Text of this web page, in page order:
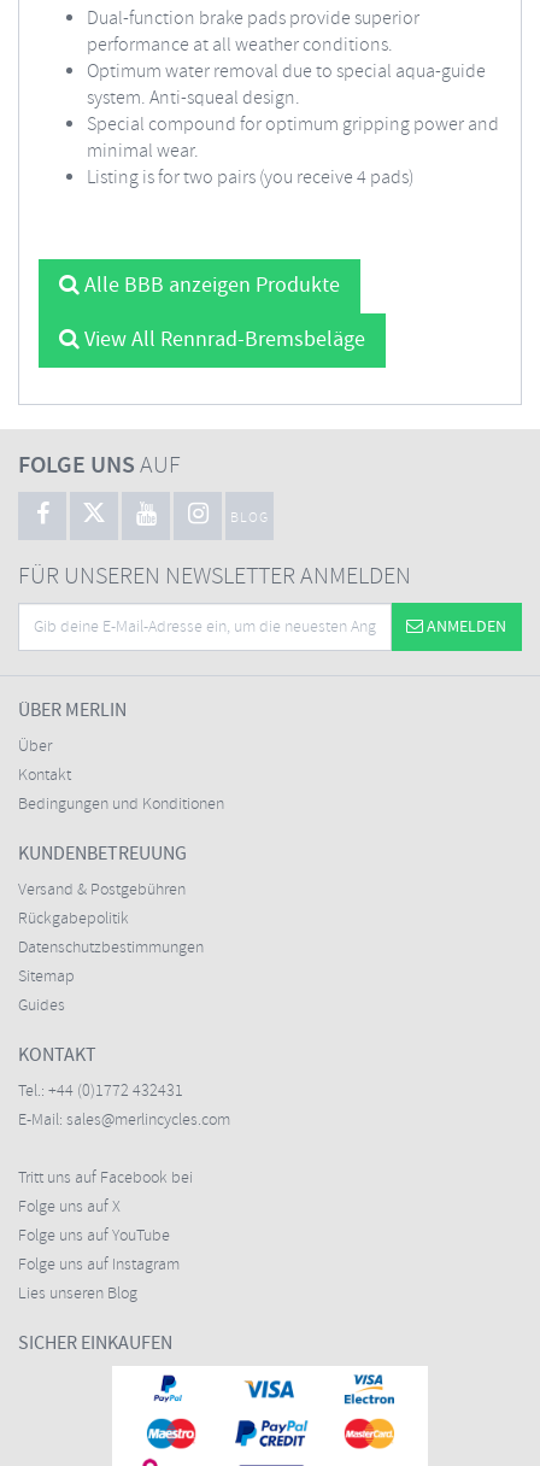
Dual-function brake pads provide superior
performance at all weather conditions.
Optimum water removal due to special aqua-guide
system. Anti-squeal design.
Special compound for optimum gripping power and
minimal wear.
Listing is for two pairs (you receive 4 pads)
Alle BBB anzeigen Produkte
View All Rennrad-Bremsbeläge
FOLGE UNSAUF
BLOG
FÜR UNSEREN NEWSLETTER ANMELDEN
ANMELDEN
ÜBER MERLIN
Über
Kontakt
Bedingungen und Konditionen
KUNDENBETREUUNG
Versand & Postgebühren
Rückgabepolitik
Datenschutzbestimmungen
Sitemap
Guides
KONTAKT
Tel.: +44 (0)1772 432431
E-Mail: sales@merlincycles.com
Tritt uns auf Facebook bei
Folge uns auf X
Folge uns auf YouTube
Folge uns auf Instagram
Lies unseren Blog
SICHER EINKAUFEN